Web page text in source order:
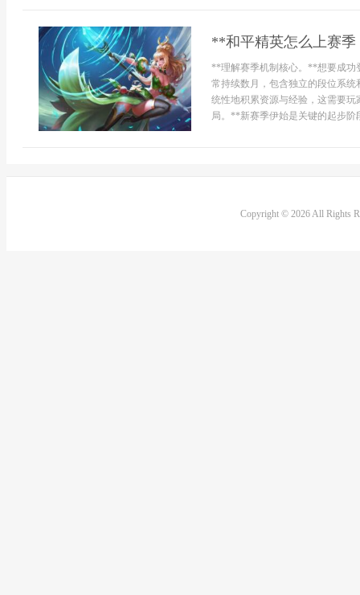
**和平精英怎么上赛
**理解赛季机制核心。**想要成功
常持续数月，包含独立的段位系
统性地积累资源与经验，这需要
局。**新赛季伊始是关键的起步阶
Copyright © 2026 All Rights